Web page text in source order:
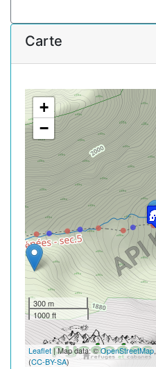
Carte
+
−
300 m
1000 ft
Leaflet| Map data: ©OpenStreetMap,
(CC-BY-SA)